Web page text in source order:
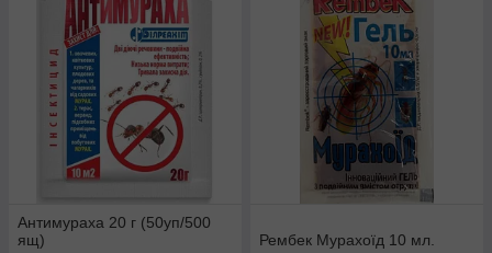
Антимураха 20 г (50уп/500
ящ)
Рембек Мурахоїд 10 мл.